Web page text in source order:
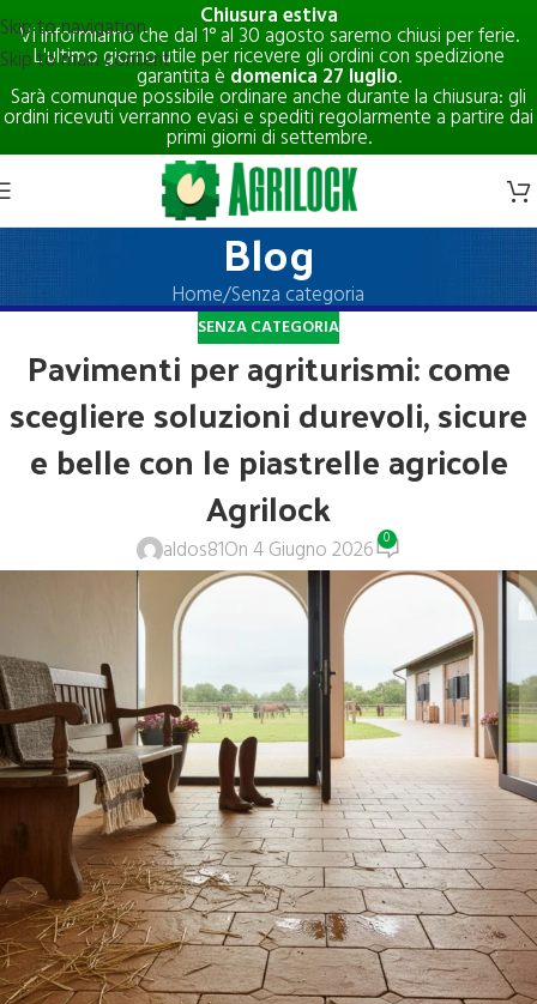
Chiusura estiva
Vi informiamo che dal 1° al 30 agosto saremo chiusi per ferie.
L'ultimo giorno utile per ricevere gli ordini con spedizione
garantita è domenica 27 luglio.
Sarà comunque possibile ordinare anche durante la chiusura: gli
ordini ricevuti verranno evasi e spediti regolarmente a partire dai
primi giorni di settembre.
Skip to navigation
Skip to main content
Blog
Home Senza categoria
SENZA CATEGORIA
Pavimenti per agriturismi: come
scegliere soluzioni durevoli, sicure
e belle con le piastrelle agricole
Agrilock
aldos81On 4 Giugno 2026 0